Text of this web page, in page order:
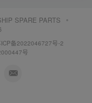
SPARE PARTS
备2022046727号-2
号